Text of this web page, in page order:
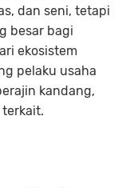
dan seni, tetapi
besar bagi
ekosistem
pelaku usaha
kandang,
terkait.